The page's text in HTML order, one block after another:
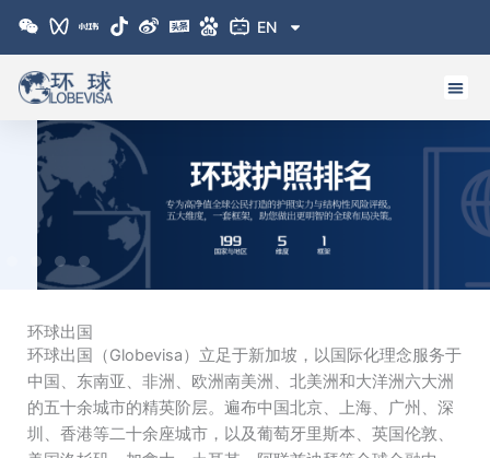
EN
环球出国
环球出国（Globevisa）立足于新加坡，以国际化理念服务于
中国、东南亚、非洲、欧洲南美洲、北美洲和大洋洲六大洲
的五十余城市的精英阶层。遍布中国北京、上海、广州、深
圳、香港等二十余座城市，以及葡萄牙里斯本、英国伦敦、